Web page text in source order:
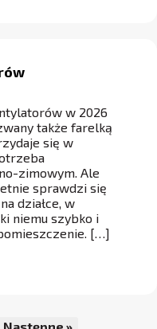
w 2026
także farelką
się w
zimowym. Ale
sprawdzi się
działce, w
niemu szybko i
[…]